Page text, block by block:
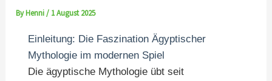
ByHenni/ 1 August 2025
Einleitung: Die Faszination Ägyptischer
Mythologie im modernen Spiel
Die ägyptische Mythologie übt seit